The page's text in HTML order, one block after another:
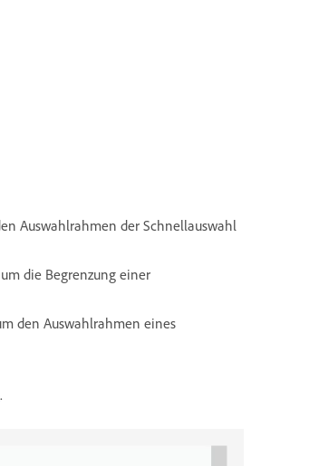
Auswahlrahmen der Schnellauswahl
die Begrenzung einer
den Auswahlrahmen eines
.